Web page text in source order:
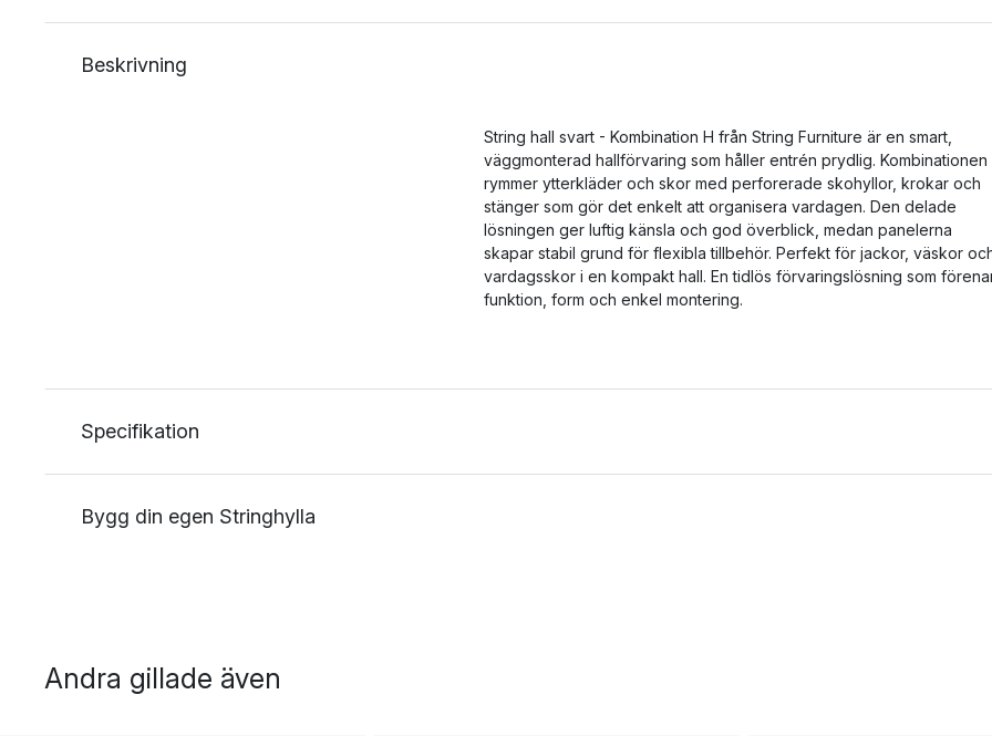
Beskrivning
String hall svart - Kombination H från String Furniture är en smart,
väggmonterad hallförvaring som håller entrén prydlig. Kombinationen
rymmer ytterkläder och skor med perforerade skohyllor, krokar och
stänger som gör det enkelt att organisera vardagen. Den delade
lösningen ger luftig känsla och god överblick, medan panelerna
skapar stabil grund för flexibla tillbehör. Perfekt för jackor, väskor
vardagsskor i en kompakt hall. En tidlös förvaringslösning som
funktion, form och enkel montering.
Specifikation
Bygg din egen Stringhylla
Andra gillade även